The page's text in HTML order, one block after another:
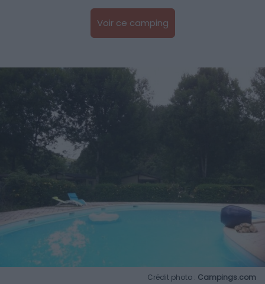
Voir ce camping
Crédit photo : Campings.com